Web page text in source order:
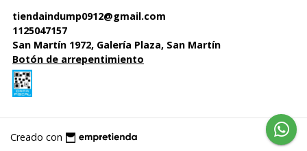
tiendaindump0912@gmail.com
1125047157
San Martín 1972, Galería Plaza, San Martín
Botón de arrepentimiento
Creado con